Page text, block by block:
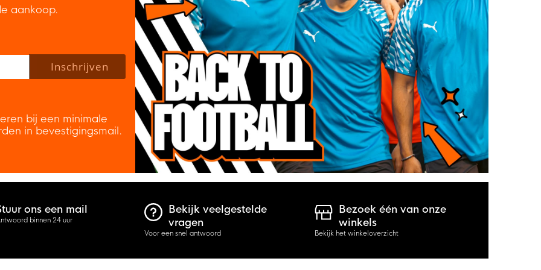
aankoop.
policy to subscribe to our newsletter.
Inschrijven
bij een minimale
in bevestigingsmail.
ons een mail
binnen 24 uur
Bekijk veelgestelde
vragen
Voor een snel antwoord
Bezoek één van onze
winkels
Bekijk het winkeloverzicht